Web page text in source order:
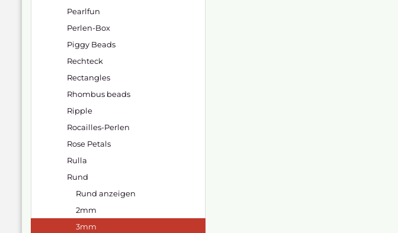
Pearlfun
Perlen-Box
Piggy Beads
Rechteck
Rectangles
Rhombus beads
Ripple
Rocailles-Perlen
Rose Petals
Rulla
Rund
Rund anzeigen
2mm
3mm